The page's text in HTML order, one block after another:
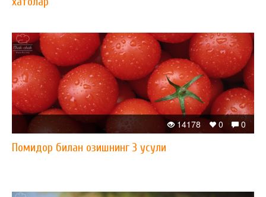
0
0
14178
Помидор билан озишнинг 3 усули